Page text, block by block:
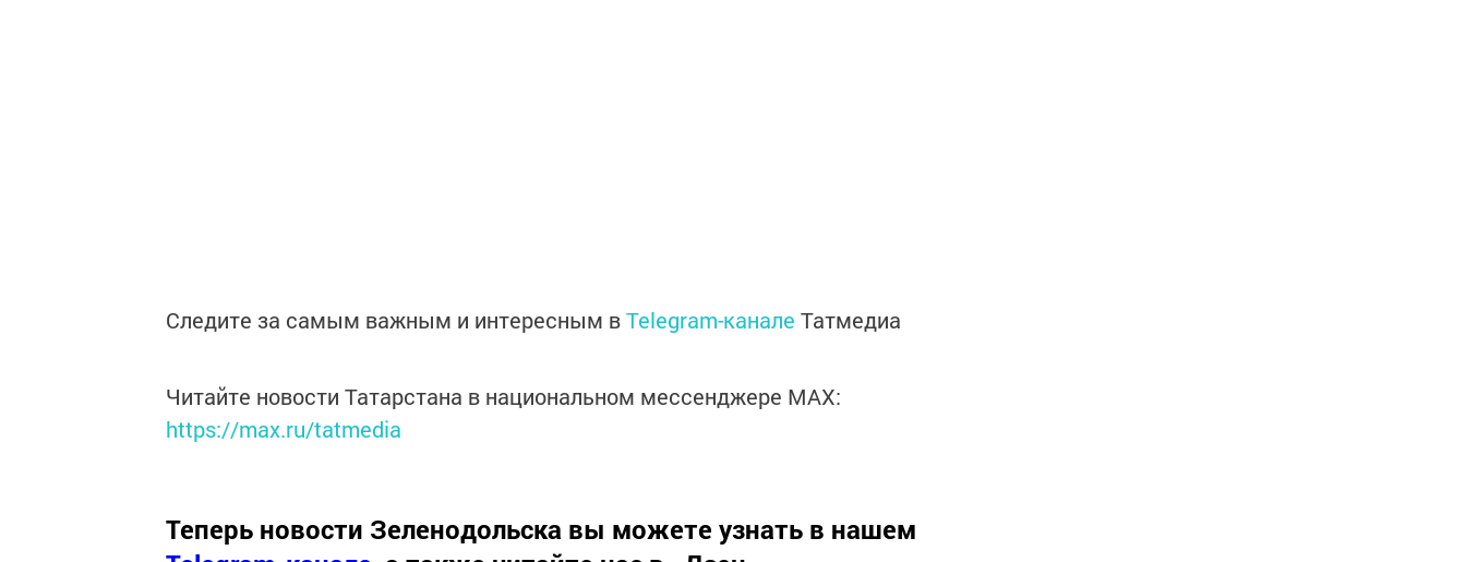
Следите за самым важным и интересным вTelegram-канале Татмедиа
Читайте новости Татарстана в национальном мессенджере MАХ:
https://max.ru/tatmedia
Теперь новости Зеленодольска вы можете узнать в нашем